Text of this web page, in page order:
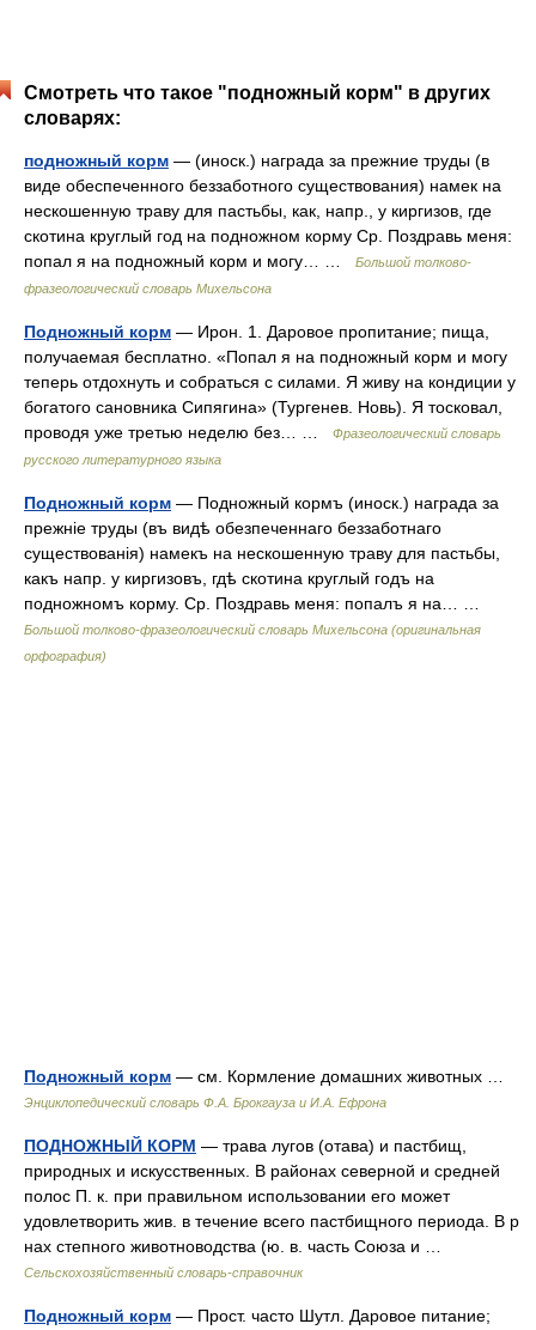
Смотреть что такое "подножный корм" в других
словарях:
подножный корм — (иноск.) награда за прежние труды (в
виде обеспеченного беззаботного существования) намек на
нескошенную траву для пастьбы, как, напр., у киргизов, где
скотина круглый год на подножном корму Ср. Поздравь меня:
попал я на подножный корм и могу… …
Большой толково-
фразеологический словарь Михельсона
Подножный корм — Ирон. 1. Даровое пропитание; пища,
получаемая бесплатно. «Попал я на подножный корм и могу
теперь отдохнуть и собраться с силами. Я живу на кондиции у
богатого сановника Сипягина» (Тургенев. Новь). Я тосковал,
проводя уже третью неделю без… …
Фразеологический словарь
русского литературного языка
Подножный корм — Подножный кормъ (иноск.) награда за
прежніе труды (въ видѣ обезпеченнаго беззаботнаго
существованія) намекъ на нескошенную траву для пастьбы,
какъ напр. у киргизовъ, гдѣ скотина круглый годъ на
подножномъ корму. Ср. Поздравь меня: попалъ я на… …
Большой толково-фразеологический словарь Михельсона (оригинальная
орфография)
Подножный корм — см. Кормление домашних животных …
Энциклопедический словарь Ф.А. Брокгауза и И.А. Ефрона
ПОДНОЖНЫЙ КОРМ — трава лугов (отава) и пастбищ,
природных и искусственных. В районах северной и средней
полос П. к. при правильном использовании его может
удовлетворить жив. в течение всего пастбищного периода. В р
нах степного животноводства (ю. в. часть Союза и …
Сельскохозяйственный словарь-справочник
Подножный корм — Прост. часто Шутл. Даровое питание;